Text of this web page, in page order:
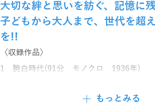
大切な絆と思いを紡ぐ、記憶に
子どもから大人まで、世代を超
を!!
〈収録作品〉
1 腕白時代(91分 モノクロ 1936年)
3 僕の愛犬(80分 モノクロ 1940年)
もっとみる